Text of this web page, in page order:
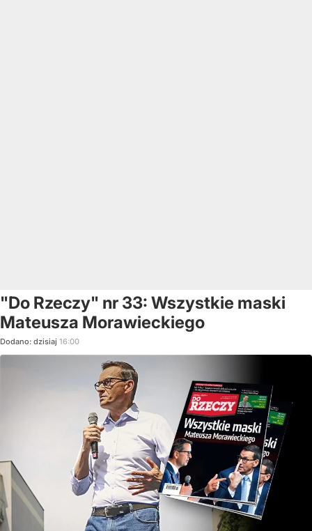
"Do Rzeczy" nr 33: Wszystkie maski
Mateusza Morawieckiego
Dodano: dzisiaj 16:00